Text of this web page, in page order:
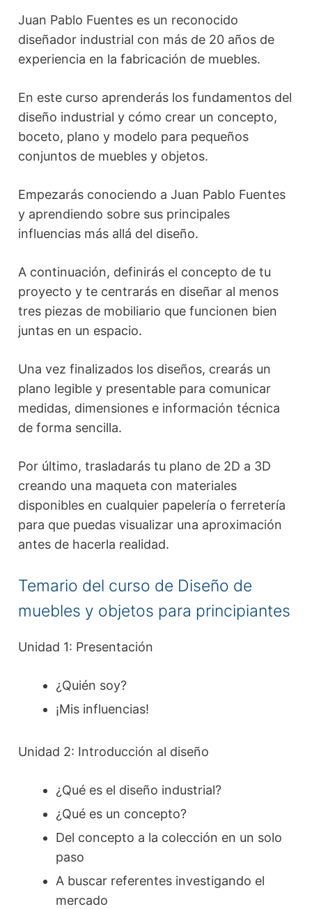
Juan Pablo Fuentes es un reconocido
diseñador industrial con más de 20 años de
experiencia en la fabricación de muebles.
En este curso aprenderás los fundamentos del
diseño industrial y cómo crear un concepto,
boceto, plano y modelo para pequeños
conjuntos de muebles y objetos.
Empezarás conociendo a Juan Pablo Fuentes
y aprendiendo sobre sus principales
influencias más allá del diseño.
A continuación, definirás el concepto de tu
proyecto y te centrarás en diseñar al menos
tres piezas de mobiliario que funcionen bien
juntas en un espacio.
Una vez finalizados los diseños, crearás un
plano legible y presentable para comunicar
medidas, dimensiones e información técnica
de forma sencilla.
Por último, trasladarás tu plano de 2D a 3D
creando una maqueta con materiales
disponibles en cualquier papelería o ferretería
para que puedas visualizar una aproximación
antes de hacerla realidad.
Temario del curso de Diseño de
muebles y objetos para principiantes
Unidad 1: Presentación
¿Quién soy?
¡Mis influencias!
Unidad 2: Introducción al diseño
¿Qué es el diseño industrial?
¿Qué es un concepto?
Del concepto a la colección en un solo
paso
A buscar referentes investigando el
mercado